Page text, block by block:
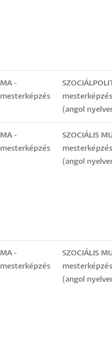
MA -
mesterképzés
(angol
MA -
mesterképzés
SZOCIÁLIS
(angol
MA -
mesterképzés
SZOCIÁLIS
(angol